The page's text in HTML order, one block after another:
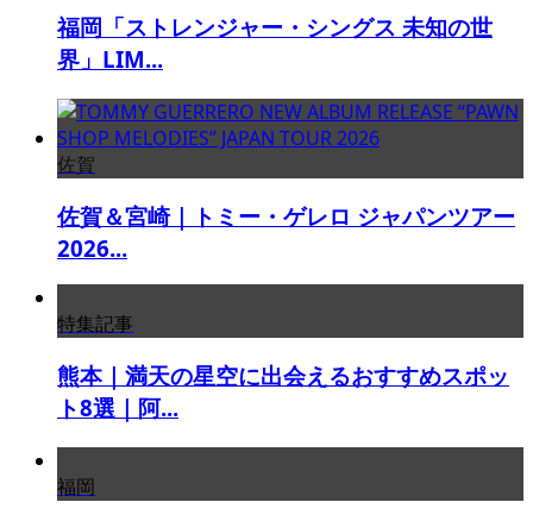
福岡「ストレンジャー・シングス 未知の世
界」LIM...
佐賀
佐賀＆宮崎｜トミー・ゲレロ ジャパンツアー
2026...
特集記事
熊本｜満天の星空に出会えるおすすめスポッ
ト8選｜阿...
福岡